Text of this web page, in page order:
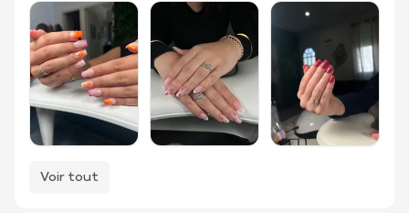
Voir tout